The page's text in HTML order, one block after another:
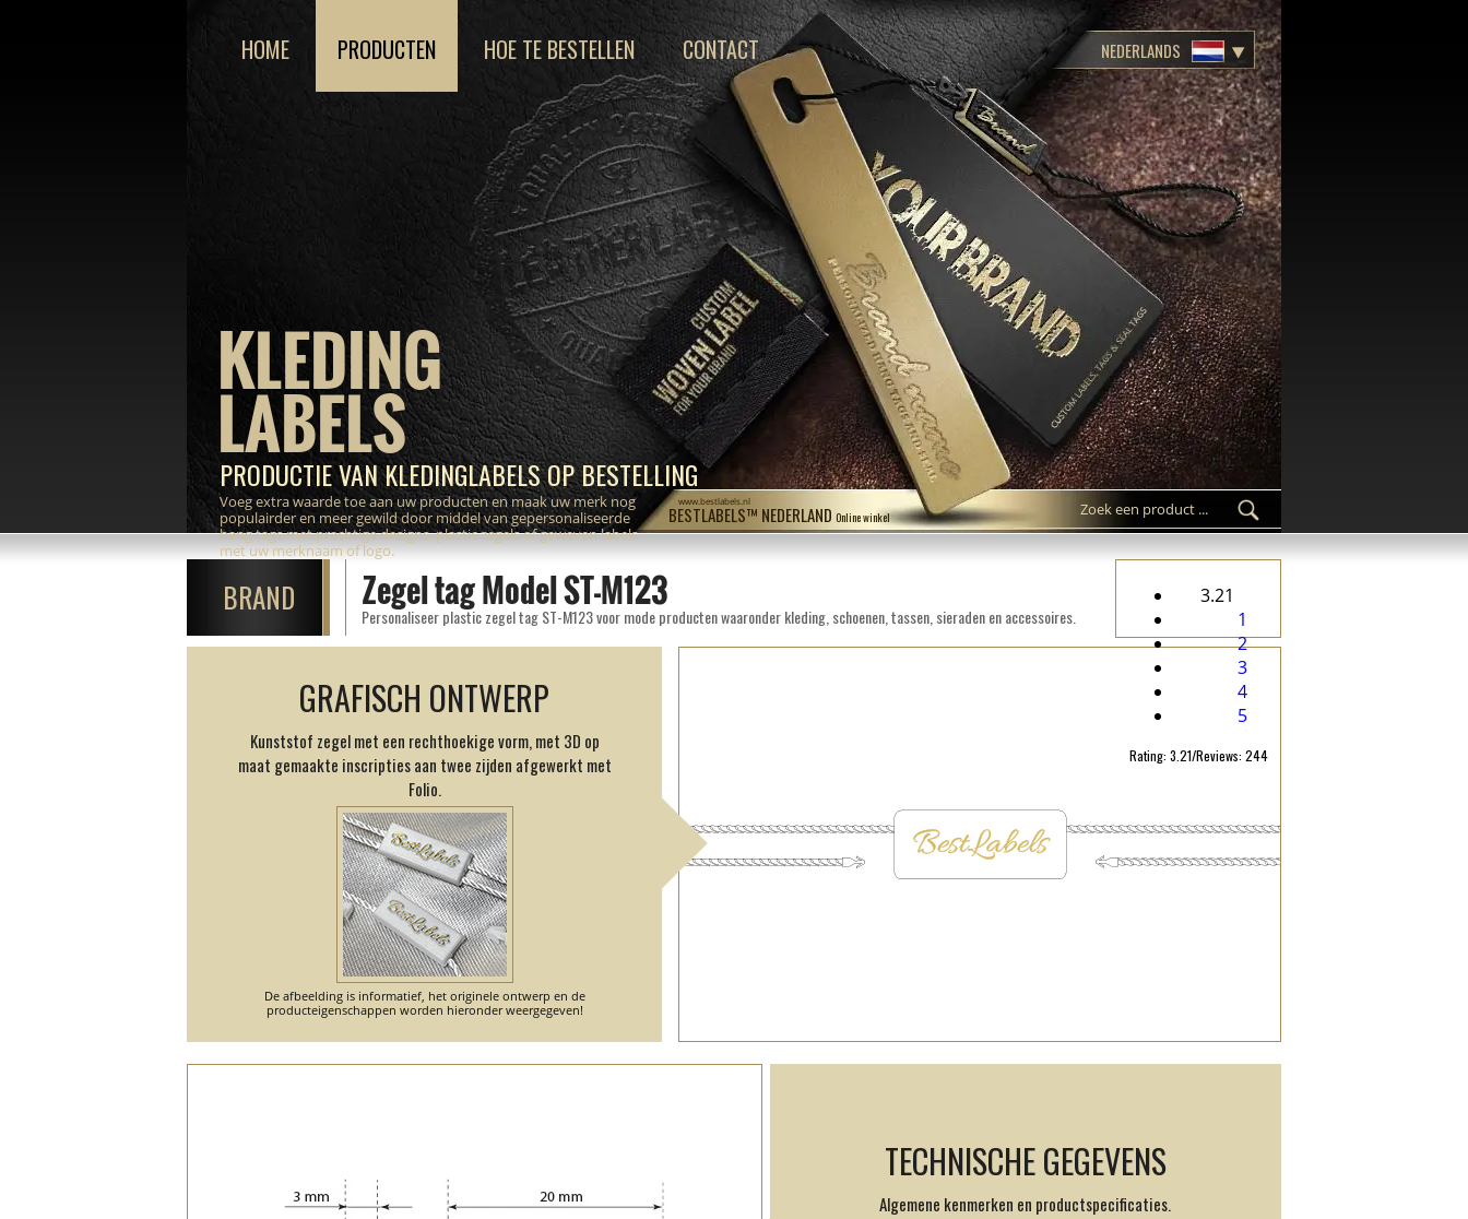
BESTLABELS™ NEDERLAND Online winkel
www.bestlabels.nl
KLEDING
LABELS
PRODUCTIE VAN KLEDINGLABELS OP BESTELLING
Voeg extra waarde toe aan uw producten en maak uw merk nog
populairder en meer gewild door middel van gepersonaliseerde
hang tags met prachtige designs, plastic zegels of geweven labels
met uw merknaam of logo.
HOME PRODUCTEN HOE TE BESTELLEN CONTACT NEDERLANDS
BRAND Zegel tag Model ST-M123
Personaliseer plastic zegel tag ST-M123 voor mode producten waaronder kleding, schoenen, tassen, sieraden en accessoires.
3.21
1
2
3
4
5
Rating: 3.21/Reviews: 244
GRAFISCH ONTWERP
Kunststof zegel met een rechthoekige vorm, met 3D op
maat gemaakte inscripties aan twee zijden afgewerkt met
Folio.
De afbeelding is informatief, het originele ontwerp en de
producteigenschappen worden hieronder weergegeven!
TECHNISCHE GEGEVENS
Algemene kenmerken en productspecificaties.